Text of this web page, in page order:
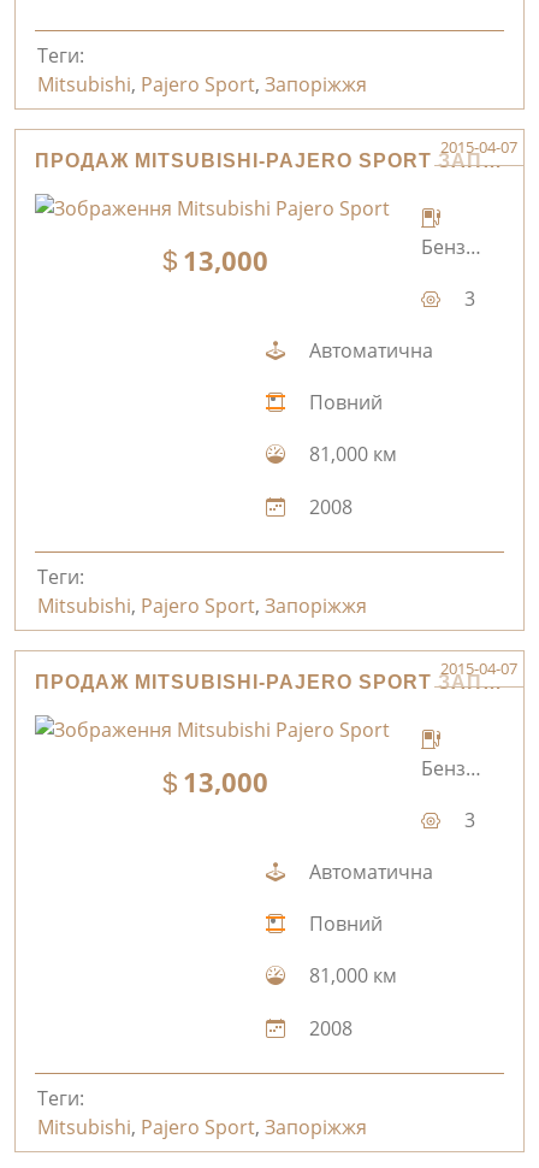
Теги:
Mitsubishi, Pajero Sport, Запоріжжя
ПРОДАЖ MITSUBISHI-PAJERO SPORT ЗАПОРІЖЖЯ
2015-04-07
13,000
Бензин
3
Автоматична
Повний
81,000 км
2008
Теги:
Mitsubishi, Pajero Sport, Запоріжжя
ПРОДАЖ MITSUBISHI-PAJERO SPORT ЗАПОРІЖЖЯ
2015-04-07
13,000
Бензин
3
Автоматична
Повний
81,000 км
2008
Теги:
Mitsubishi, Pajero Sport, Запоріжжя